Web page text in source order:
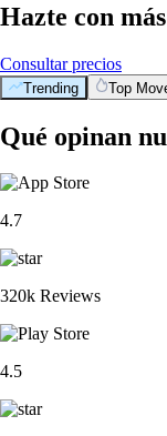
Hazte con
Consultar precios
Trending Top
Qué opinan
4.7
320k Reviews
4.5